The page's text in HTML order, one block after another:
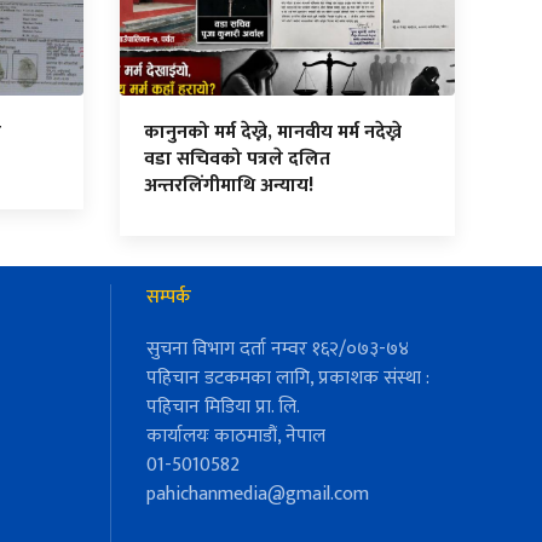
कानुनको मर्म देख्ने, मानवीय मर्म नदेख्ने
वडा सचिवको पत्रले दलित
अन्तरलिंगीमाथि अन्याय!
सम्पर्क
सुचना विभाग दर्ता नम्वर १६२/०७३-७४
पहिचान डटकमका लागि, प्रकाशक संस्था :
पहिचान मिडिया प्रा. लि.
कार्यालयः काठमाडौं, नेपाल
01-5010582
pahichanmedia@gmail.com